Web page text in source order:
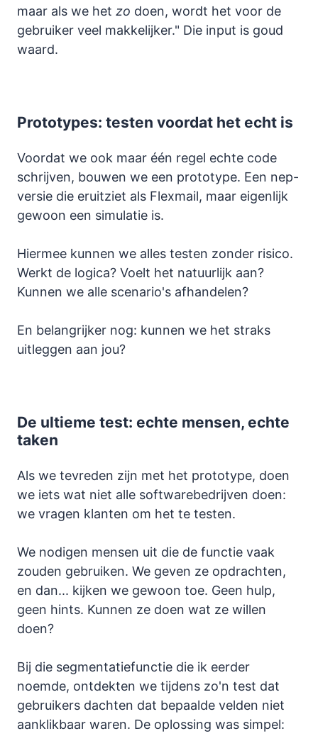
maar als we het zo doen, wordt het voor de
gebruiker veel makkelijker." Die input is goud
waard.
Prototypes: testen voordat het echt is
Voordat we ook maar één regel echte code
schrijven, bouwen we een prototype. Een nep-
versie die eruitziet als Flexmail, maar eigenlijk
gewoon een simulatie is.
Hiermee kunnen we alles testen zonder risico.
Werkt de logica? Voelt het natuurlijk aan?
Kunnen we alle scenario's afhandelen?
En belangrijker nog: kunnen we het straks
uitleggen aan jou?
De ultieme test: echte mensen, echte
taken
Als we tevreden zijn met het prototype, doen
we iets wat niet alle softwarebedrijven doen:
we vragen klanten om het te testen.
We nodigen mensen uit die de functie vaak
zouden gebruiken. We geven ze opdrachten,
en dan... kijken we gewoon toe. Geen hulp,
geen hints. Kunnen ze doen wat ze willen
doen?
Bij die segmentatiefunctie die ik eerder
noemde, ontdekten we tijdens zo'n test dat
gebruikers dachten dat bepaalde velden niet
aanklikbaar waren. De oplossing was simpel: